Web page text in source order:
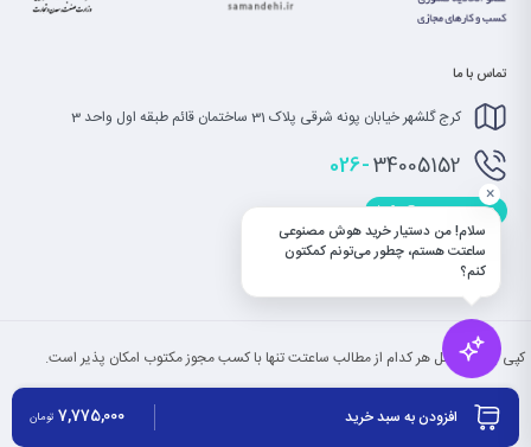
افزودن به سبد خرید 7,775,000 تومان
تماس با ما
کرج گلشهر خیابان پونه شرقی پلاک 31 ساختمان قائم طبقه اول واحد 3
026-34005152
info@saatet.com
کپی بخش یا کل هر کدام از مطالب ساعتت تنها با کسب مجوز مکتوب امکان پذیر است.
سلام! من دستیار خرید هوش مصنوعی
ساعتت هستم، چطور می‌تونم کمکتون
کنم؟
×